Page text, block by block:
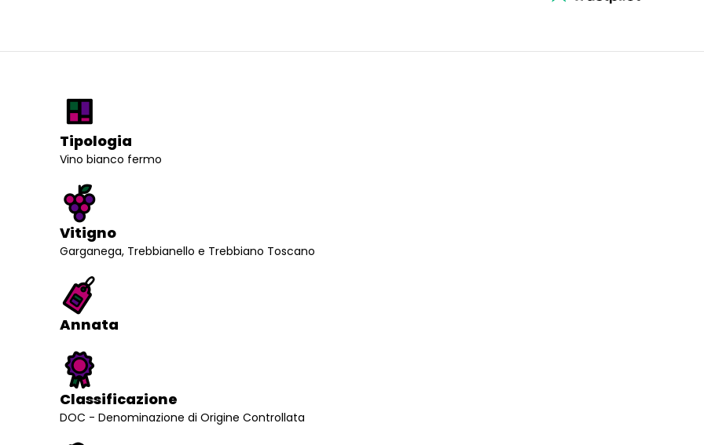
Tipologia
Vino bianco fermo
Vitigno
Garganega, Trebbianello e Trebbiano Toscano
Annata
Classificazione
DOC - Denominazione di Origine Controllata